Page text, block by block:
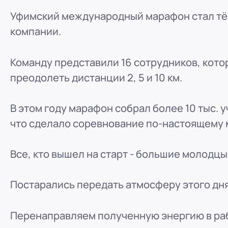
ООО "ПР-Лизинг"
Россия
тракт Павловский, д. 295
ООО "ПР-Лизинг"
Кемерово
8 (800) 250-25-31 (вн. 129)
mail@pr-liz.ru
ООО "ПР-Лизинг"
Красноярск
8 (800) 250-25-31 (вн. 240)
8
ООО "ПР-Лизинг"
Россия
8 (800) 250-25-31 (вн. 153)
mail@pr-liz.ru
ООО "ПР-Лизинг"
Россия
8 (800) 250-25-31 (вн. 153)
mail@pr-liz.ru
8
Уфимский международный марафон стал
компании.
Команду представили 16 сотрудников,
преодолеть дистанции 2, 5 и 10 км.
В этом году марафон собрал более 10 тыс.
что сделало соревнование по-
Все, кто вышел на старт - большие
Постарались передать атмосферу этого
Перенаправляем полученную энергию в